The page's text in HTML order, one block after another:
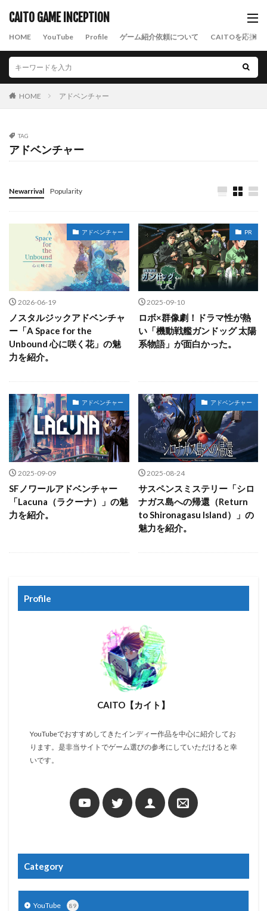
CAITO GAME INCEPTION
HOME YouTube Profile ゲーム紹介依頼について CAITOを応援す
HOME アドベンチャー
TAG
アドベンチャー
Newarrival Popularity
アドベンチャー
2026-06-19
ノスタルジックアドベンチャ
ー「A Space for the
Unbound 心に咲く花」の魅
力を紹介。
PR
2025-09-10
ロボ×群像劇！ドラマ性が熱
い「機動戦艦ガンドッグ 太陽
系物語」が面白かった。
アドベンチャー
2025-09-09
SFノワールアドベンチャー
「Lacuna（ラクーナ）」の魅
力を紹介。
アドベンチャー
2025-08-24
サスペンスミステリー「シロ
ナガス島への帰還（Return
to Shironagasu Island）」の
魅力を紹介。
Profile
CAITO【カイト】
YouTubeでおすすめしてきたインディー作品を中心に紹介してお
ります。是非当サイトでゲーム選びの参考にしていただけると幸
いです。
Category
YouTube 89